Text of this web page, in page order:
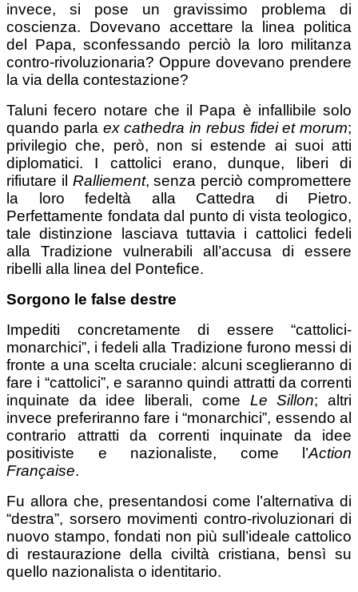
invece, si pose un gravissimo problema di
coscienza. Dovevano accettare la linea politica
del Papa, sconfessando perciò la loro militanza
contro-rivoluzionaria? Oppure dovevano prendere
la via della contestazione?
Taluni fecero notare che il Papa è infallibile solo
quando parla ex cathedra in rebus fidei et morum;
privilegio che, però, non si estende ai suoi atti
diplomatici. I cattolici erano, dunque, liberi di
rifiutare il Ralliement, senza perciò compromettere
la loro fedeltà alla Cattedra di Pietro.
Perfettamente fondata dal punto di vista teologico,
tale distinzione lasciava tuttavia i cattolici fedeli
alla Tradizione vulnerabili all’accusa di essere
ribelli alla linea del Pontefice.
Sorgono le false destre
Impediti concretamente di essere “cattolici-
monarchici”, i fedeli alla Tradizione furono messi di
fronte a una scelta cruciale: alcuni sceglieranno di
fare i “cattolici”, e saranno quindi attratti da correnti
inquinate da idee liberali, come Le Sillon; altri
invece preferiranno fare i “monarchici”, essendo al
contrario attratti da correnti inquinate da idee
positiviste e nazionaliste, come l’Action
Française.
Fu allora che, presentandosi come l’alternativa di
“destra”, sorsero movimenti contro-rivoluzionari di
nuovo stampo, fondati non più sull’ideale cattolico
di restaurazione della civiltà cristiana, bensì su
quello nazionalista o identitario.